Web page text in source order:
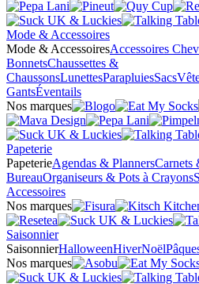
Mode & Accessoires
Mode & AccessoiresAccessoires
BonnetsChaussettes &
ChaussonsLunettesParapluiesSacs
GantsÉventails
Nos marques
Papeterie
PapeterieAgendas & PlannersCarnets
BureauOrganiseurs & Pots à Crayons
Accessoires
Nos marques
Saisonnier
SaisonnierHalloweenHiverNoël
Nos marques